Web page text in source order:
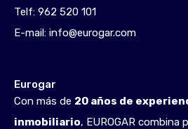
Telf: 962 520 101
E-mail: info@eurogar.com
Eurogar
Con más de 20 años de
inmobiliario, EUROGAR combina